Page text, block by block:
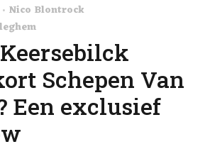
Nico Blontrock
Schepen Van
Een exclusief